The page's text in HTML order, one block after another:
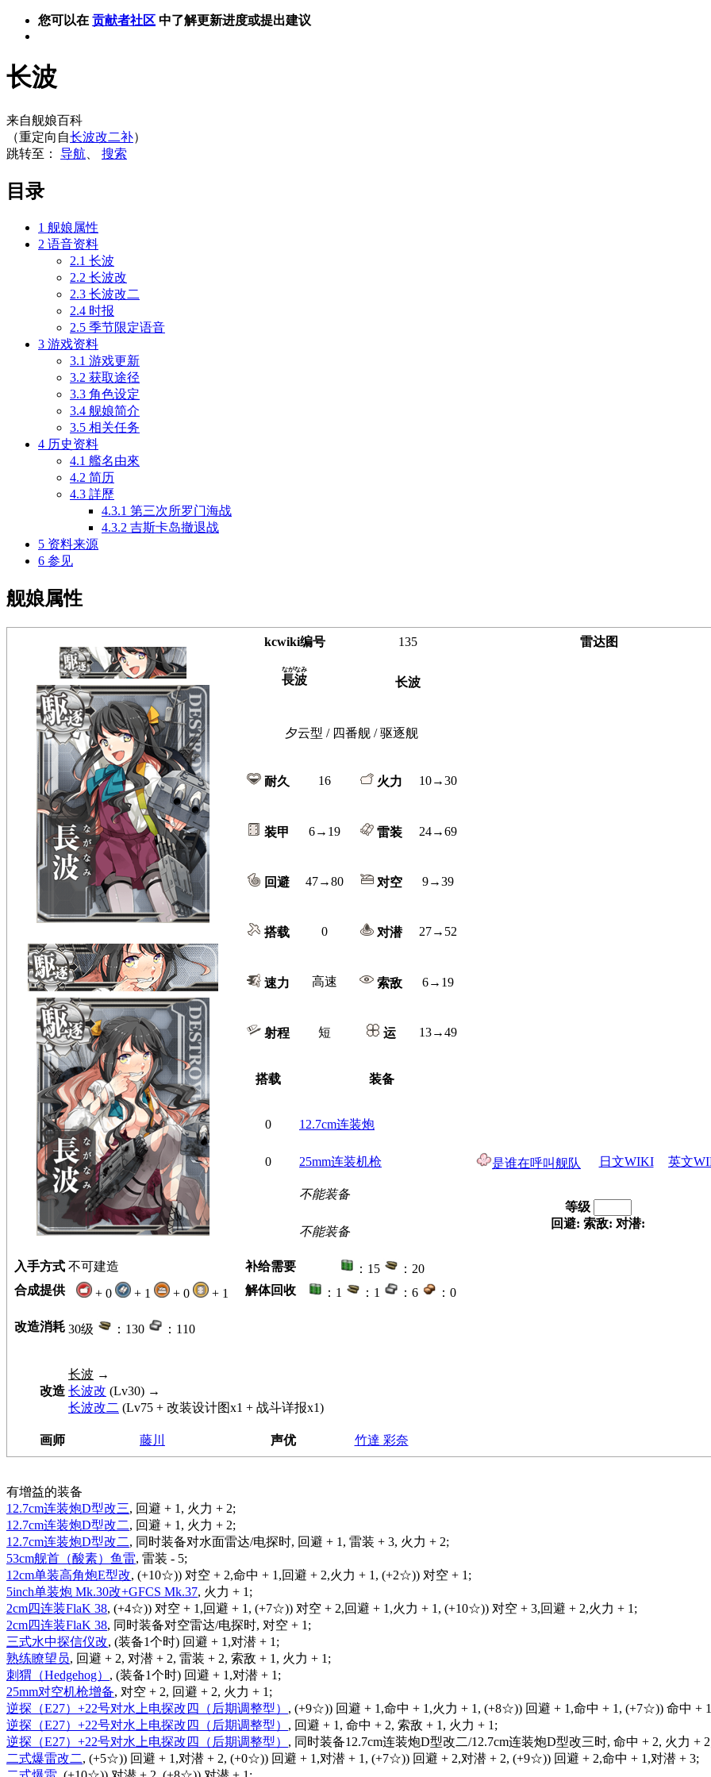
您可以在 贡献者社区 中了解更新进度或提出建议
长波
来自舰娘百科
（重定向自长波改二补）
跳转至： 导航 搜索
目录
1 舰娘属性
2 语音资料
2.1 长波
2.2 长波改
2.3 长波改二
2.4 时报
2.5 季节限定语音
3 游戏资料
3.1 游戏更新
3.2 获取途径
3.3 角色设定
3.4 舰娘简介
3.5 相关任务
4 历史资料
4.1 艦名由來
4.2 简历
4.3 詳歷
4.3.1 第三次所罗门海战
4.3.2 吉斯卡岛撤退战
5 资料来源
6 参见
舰娘属性
kcwiki编号 135 雷达图
長波
ながなみ
长波
夕云型 / 四番舰 / 驱逐舰
耐久 16 火力 10→30
装甲 6→19 雷装 24→69
回避 47→80 对空 9→39
搭载 0 对潜 27→52
速力 高速 索敌 6→19
射程 短 运 13→49
搭载 装备
0 12.7cm连装炮
0 25mm连装机枪 是谁在呼叫舰队 日文WIKI 英文
不能装备
等级
回避: 索敌: 对潜:
不能装备
入手方式 不可建造 补给需要 ：15
：20
合成提供
+ 0 + 1 + 0 + 1 解体回收 ：1 ：1 ：6 ：0
改造消耗 30级 ：130 ：110
改造
长波 →
长波改 (Lv30) →
长波改二 (Lv75 + 改装设计图x1 + 战斗详报x1)
画师 藤川 声优 竹達 彩奈
有增益的装备
12.7cm连装炮D型改三, 回避 + 1, 火力 + 2;
12.7cm连装炮D型改二, 回避 + 1, 火力 + 2;
12.7cm连装炮D型改二, 同时装备对水面雷达/电探时, 回避 + 1, 雷装 + 3, 火力 + 2;
53cm舰首（酸素）鱼雷, 雷装 - 5;
12cm单装高角炮E型改, (+10☆)) 对空 + 2,命中 + 1,回避 + 2,火力 + 1, (+2☆)) 对空 + 1;
5inch单装炮 Mk.30改+GFCS Mk.37, 火力 + 1;
2cm四连装FlaK 38, (+4☆)) 对空 + 1,回避 + 1, (+7☆)) 对空 + 2,回避 + 1,火力 + 1, (+10☆)) 对空 + 3,回避 + 2,火力 + 1;
2cm四连装FlaK 38, 同时装备对空雷达/电探时, 对空 + 1;
三式水中探信仪改, (装备1个时) 回避 + 1,对潜 + 1;
熟练瞭望员, 回避 + 2, 对潜 + 2, 雷装 + 2, 索敌 + 1, 火力 + 1;
刺猬（Hedgehog） , (装备1个时) 回避 + 1,对潜 + 1;
25mm对空机枪增备, 对空 + 2, 回避 + 2, 火力 + 1;
逆探（E27）+22号对水上电探改四（后期调整型） , (+9☆)) 回避 + 1,命中 + 1,火力 + 1, (+8☆)) 回避 + 1,命中 + 1, (+7☆)) 命中 +
逆探（E27）+22号对水上电探改四（后期调整型） , 回避 + 1, 命中 + 2, 索敌 + 1, 火力 + 1;
逆探（E27）+22号对水上电探改四（后期调整型） , 同时装备12.7cm连装炮D型改二/12.7cm连装炮D型改三时, 命中 + 2, 火力 +
二式爆雷改二, (+5☆)) 回避 + 1,对潜 + 2, (+0☆)) 回避 + 1,对潜 + 1, (+7☆)) 回避 + 2,对潜 + 2, (+9☆)) 回避 + 2,命中 + 1,对潜 + 3;